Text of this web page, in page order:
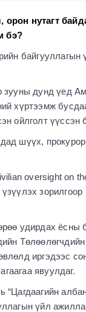
нутагт
бэ?
зууны дунд үед
хүртээмж
ойлголт үүссэн
шүүх,
oversight on
удирдах ёсны
иргэдээс
явуулдаг.
“Цагдаагийн
үйл